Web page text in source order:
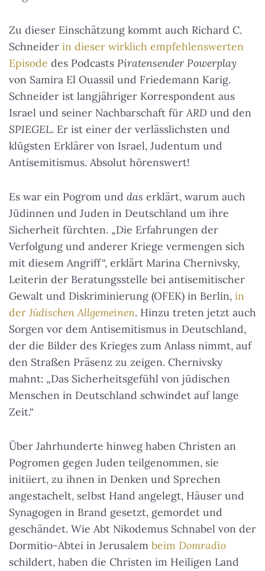
Zu dieser Einschätzung kommt auch Richard C.
Schneider in dieser wirklich empfehlenswerten
Episode des Podcasts Piratensender Powerplay
von Samira El Ouassil und Friedemann Karig.
Schneider ist langjähriger Korrespondent aus
Israel und seiner Nachbarschaft fürARD und den
SPIEGEL. Er ist einer der verlässlichsten und
klügsten Erklärer von Israel, Judentum und
Antisemitismus. Absolut hörenswert!
Es war ein Pogrom und das erklärt, warum auch
Jüdinnen und Juden in Deutschland um ihre
Sicherheit fürchten. „Die Erfahrungen der
Verfolgung und anderer Kriege vermengen sich
mit diesem Angriff“, erklärt Marina Chernivsky,
Leiterin der Beratungsstelle bei antisemitischer
Gewalt und Diskriminierung (OFEK) in Berlin, in
derJüdischen Allgemeinen. Hinzu treten jetzt auch
Sorgen vor dem Antisemitismus in Deutschland,
der die Bilder des Krieges zum Anlass nimmt, auf
den Straßen Präsenz zu zeigen. Chernivsky
mahnt: „Das Sicherheitsgefühl von jüdischen
Menschen in Deutschland schwindet auf lange
Zeit.“
Über Jahrhunderte hinweg haben Christen an
Pogromen gegen Juden teilgenommen, sie
initiiert, zu ihnen in Denken und Sprechen
angestachelt, selbst Hand angelegt, Häuser und
Synagogen in Brand gesetzt, gemordet und
geschändet. Wie Abt Nikodemus Schnabel von der
Dormitio-Abtei in Jerusalem beim Domradio
schildert, haben die Christen im Heiligen Land